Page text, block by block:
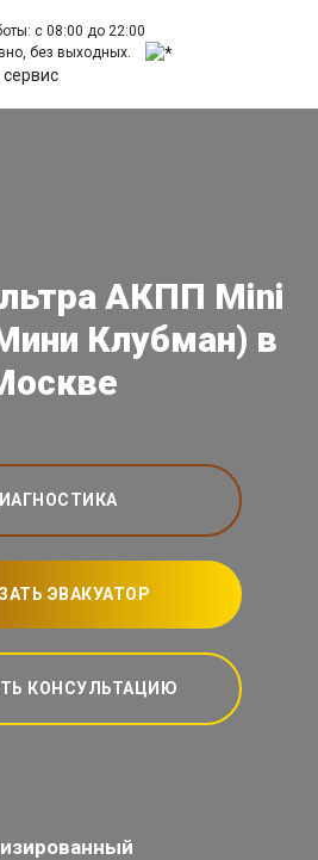
с 08:00 до 22:00
без выходных.
АКПП Mini
Клубман) в
ЭВАКУАТОР
КОНСУЛЬТАЦИЮ